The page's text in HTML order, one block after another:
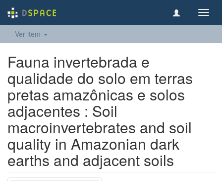
Ver item
Fauna invertebrada e
qualidade do solo em terras
pretas amazônicas e solos
adjacentes : Soil
macroinvertebrates and soil
quality in Amazonian dark
earths and adjacent soils